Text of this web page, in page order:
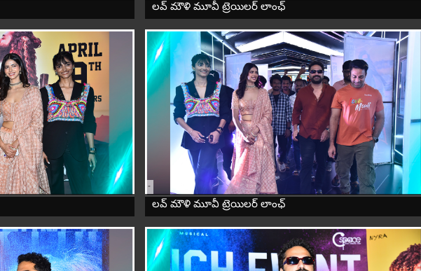
లవ్ మౌళి మూవీ ట్రెయిలర్ లాంఛ్
-
లవ్ మౌళి మూవీ ట్రెయిలర్ లాంఛ్